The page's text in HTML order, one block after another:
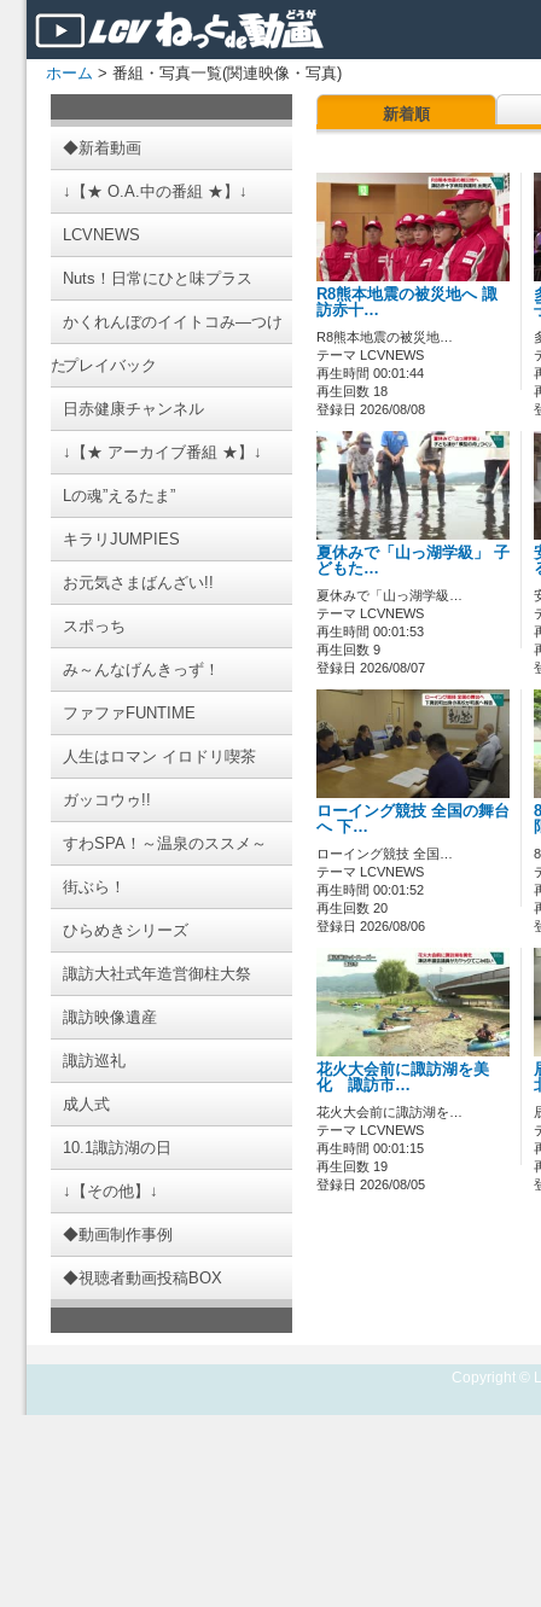
ホーム > 番組・写真一覧(関連映像・写真)
◆新着動画
↓【★ O.A.中の番組 ★】↓
LCVNEWS
Nuts！日常にひと味プラス
かくれんぼのイイトコみ―つけ
たプレイバック
日赤健康チャンネル
↓【★ アーカイブ番組 ★】↓
Lの魂”えるたま”
キラリJUMPIES
お元気さまばんざい!!
スポっち
み～んなげんきっず！
ファファFUNTIME
人生はロマン イロドリ喫茶
ガッコウゥ!!
すわSPA！～温泉のススメ～
街ぶら！
ひらめきシリーズ
諏訪大社式年造営御柱大祭
諏訪映像遺産
諏訪巡礼
成人式
10.1諏訪湖の日
↓【その他】↓
◆動画制作事例
◆視聴者動画投稿BOX
新着順
R8熊本地震の被災地へ 諏
訪赤十…
R8熊本地震の被災地…
テーマ LCVNEWS
再生時間 00:01:44
再生回数 18
登録日 2026/08/08
夏休みで「山っ湖学級」 子
どもた…
夏休みで「山っ湖学級…
テーマ LCVNEWS
再生時間 00:01:53
再生回数 9
登録日 2026/08/07
ローイング競技 全国の舞台
へ 下…
ローイング競技 全国…
テーマ LCVNEWS
再生時間 00:01:52
再生回数 20
登録日 2026/08/06
花火大会前に諏訪湖を美
化 諏訪市…
花火大会前に諏訪湖を…
テーマ LCVNEWS
再生時間 00:01:15
再生回数 19
登録日 2026/08/05
Copyright ©